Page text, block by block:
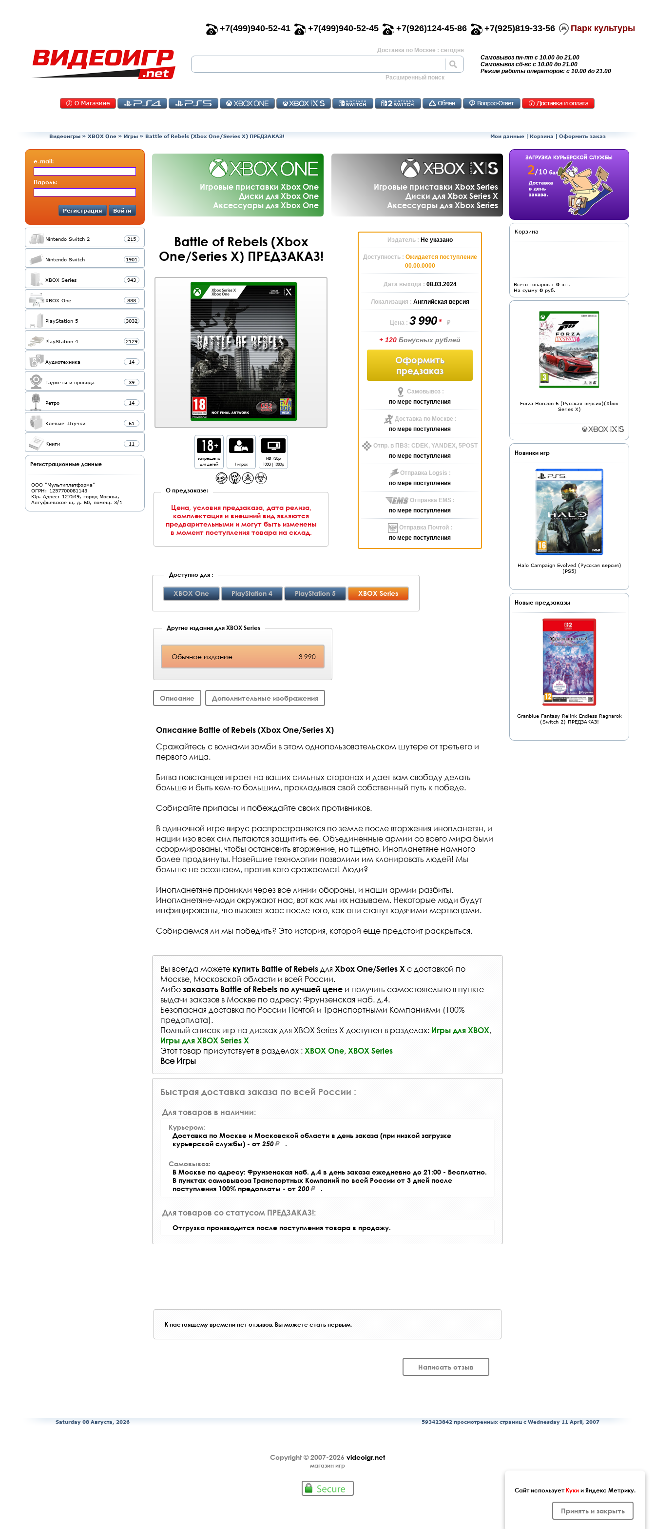
+7(499)940-52-41 +7(499)940-52-45 +7(926)124-45-86 +7(925)819-33-56 Парк культуры
Доставка по Москве : сегодня
Расширенный поиск
Самовывоз пн-пт с 10.00 до 21.00
Самовывоз сб-вс с 10.00 до 21.00
Режим работы операторов: с 10.00 до 21.00
Видеоигры » XBOX One » Игры » Battle of Rebels (Xbox One/Series X) ПРЕДЗАКАЗ! Мои данные | Корзина | Оформить заказ
e-mail:
Пароль:
Регистрация Войти
Nintendo Switch 2 215
Nintendo Switch 1901
XBOX Series 943
XBOX One 888
PlayStation 5 3032
PlayStation 4 2129
Аудиотехника 14
Гаджеты и провода 39
Ретро 14
Клёвые Штучки 61
Книги 11
Регистрационные данные
ООО "Мультиплатформа"
ОГРН: 1257700081143
Юр. Адрес: 127549, город Москва,
Алтуфьевское ш, д. 60, помещ. 3/1
Игровые приставки Xbox One
Диски для Xbox One
Аксессуары для Xbox One
Игровые приставки Xbox Series
Диски для Xbox Series X
Аксессуары для Xbox Series
Battle of Rebels (Xbox
One/Series X) ПРЕДЗАКАЗ!
запрещено
для детей
1 игрок
HD720p
1080i|1080p
О предзаказе:
Цена, условия предзаказа, дата релиза,
комплектация и внешний вид являются
предварительными и могут быть изменены
в момент поступления товара на склад.
Издатель : Не указано
Доступность : Ожидается поступление
00.00.0000
Дата выхода : 08.03.2024
Локализация : Английская версия
Цена : 3 990* ₽
+ 120 Бонусных рублей
Оформить
предзаказ
Самовывоз :
по мере поступления
Доставка по Москве :
по мере поступления
Отпр. в ПВЗ: CDEK, YANDEX, 5POST
по мере поступления
Отправка Logsis :
по мере поступления
Отправка EMS :
по мере поступления
Отправка Почтой :
по мере поступления
Доступно для :
XBOX One PlayStation 4 PlayStation 5 XBOX Series
Другие издания для XBOX Series
Обычное издание 3 990
Описание Дополнительные изображения
Описание Battle of Rebels (Xbox One/Series X)
Сражайтесь с волнами зомби в этом однопользовательском шутере от третьего и
первого лица.
Битва повстанцев играет на ваших сильных сторонах и дает вам свободу делать
больше и быть кем-то большим, прокладывая свой собственный путь к победе.
Собирайте припасы и побеждайте своих противников.
В одиночной игре вирус распространяется по земле после вторжения инопланетян, и
нации изо всех сил пытаются защитить ее. Объединенные армии со всего мира были
сформированы, чтобы остановить вторжение, но тщетно. Инопланетяне намного
более продвинуты. Новейшие технологии позволили им клонировать людей! Мы
больше не осознаем, против кого сражаемся! Люди?
Инопланетяне проникли через все линии обороны, и наши армии разбиты.
Инопланетяне-люди окружают нас, вот как мы их называем. Некоторые люди будут
инфицированы, что вызовет хаос после того, как они станут ходячими мертвецами.
Собираемся ли мы победить? Это история, которой еще предстоит раскрыться.
Вы всегда можете купить Battle of Rebels для Xbox One/Series X с доставкой по
Москве, Московской области и всей России.
Либо заказать Battle of Rebels по лучшей цене и получить самостоятельно в пункте
выдачи заказов в Москве по адресу: Фрунзенская наб. д.4.
Безопасная доставка по России Почтой и Транспортными Компаниями (100%
предоплата).
Полный список игр на дисках для XBOX Series X доступен в разделах: Игры для XBOX,
Игры для XBOX Series X
Этот товар присутствует в разделах : XBOX One, XBOX Series
Все Игры
Быстрая доставка заказа по всей России :
Для товаров в наличии:
Курьером:
Доставка по Москве и Московской области в день заказа (при низкой загрузке
курьерской службы) - от 250 .
Самовывоз:
В Москве по адресу: Фрунзенская наб. д.4 в день заказа ежедневно до 21:00 - Бесплатно.
В пунктах самовывоза Транспортных Компаний по всей России от 3 дней после
поступления 100% предоплаты - от 200 .
Для товаров со статусом ПРЕДЗАКАЗ!:
Отгрузка производится после поступления товара в продажу.
К настоящему времени нет отзывов, Вы можете стать первым.
Написать отзыв
Корзина
Всего товаров : 0 шт.
На сумму 0 руб.
Forza Horizon 6 (Русская версия)(Xbox
Series X)
Новинки игр
Halo Campaign Evolved (Русская версия)
(PS5)
Новые предзаказы
Granblue Fantasy Relink Endless Ragnarok
(Switch 2) ПРЕДЗАКАЗ!
Saturday 08 Августа, 2026 593423842 просмотренных страниц c Wednesday 11 April, 2007
Copyright © 2007-2026 videoigr.net
магазин игр
Сайт используетКукии Яндекс Метрику.
Принять и закрыть